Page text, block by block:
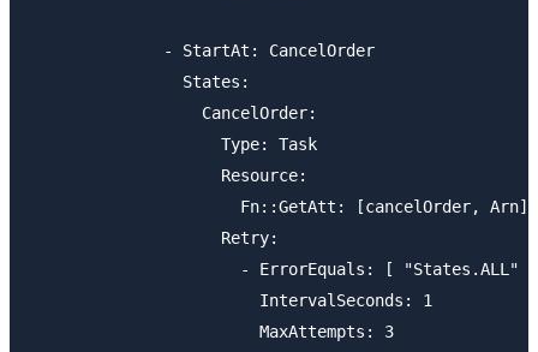
              - StartAt: CancelOrder
                States:
                  CancelOrder:
                    Type: Task
                    Resource:
                      Fn::GetAtt: [cancelOrder, Arn]
                    Retry:
                      - ErrorEquals: [ "States.ALL" ]
                        IntervalSeconds: 1
                        MaxAttempts: 3